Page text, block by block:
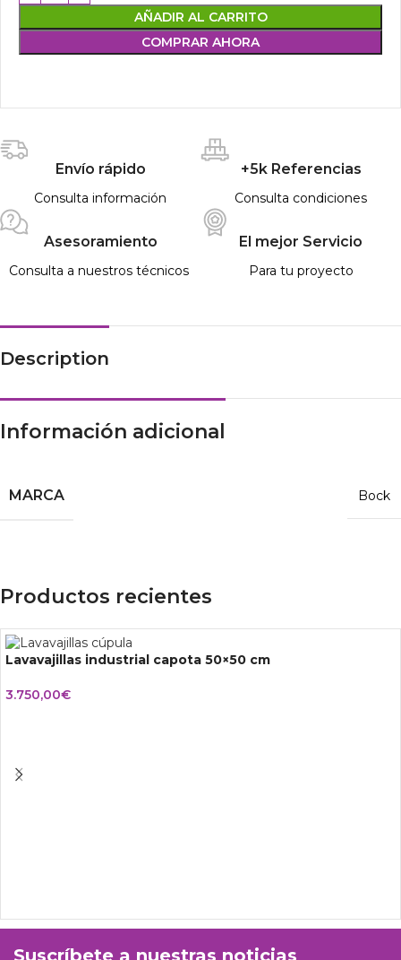
AÑADIR AL CARRITO
COMPRAR AHORA
Envío rápido
Consulta información
+5k Referencias
Consulta condiciones
Asesoramiento
Consulta a nuestros técnicos
El mejor Servicio
Para tu proyecto
Description
Información adicional
MARCA Bock
Productos recientes
Lavavajillas industrial capota 50×50 cm
3.750,00€